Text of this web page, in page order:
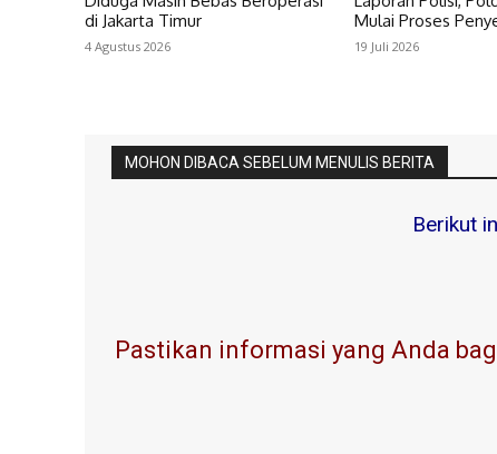
di Jakarta Timur
4 Agustus 2026
Mulai Proses
19 Juli 2026
MOHON DIBACA SEBELUM MENULIS BERITA
Berikut
Pastikan informasi yang Anda